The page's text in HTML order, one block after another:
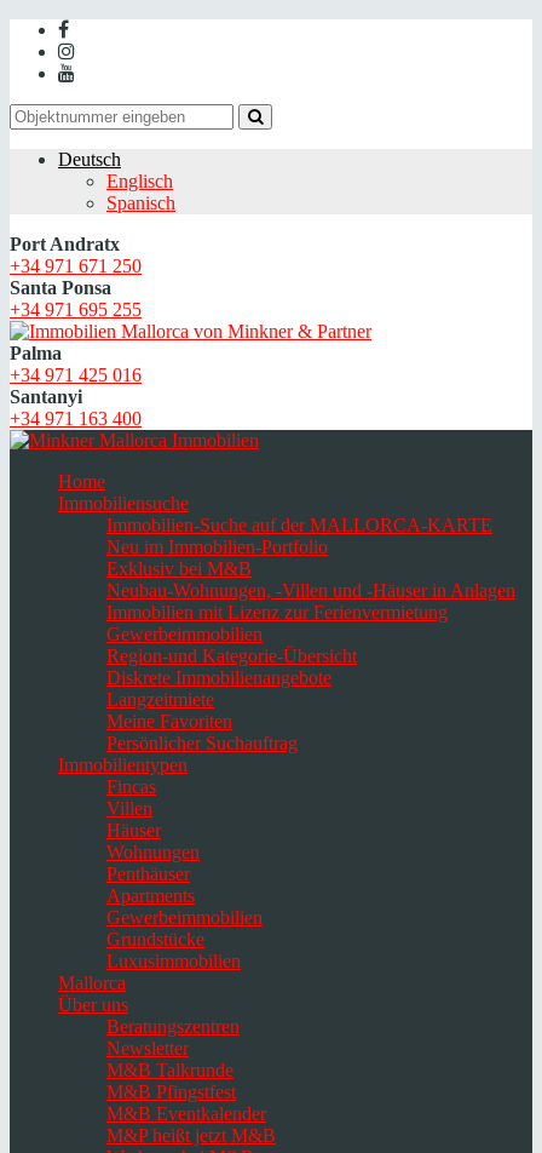
Deutsch
Englisch
Spanisch
Port Andratx
+34 971 671 250
Santa Ponsa
+34 971 695 255
Palma
+34 971 425 016
Santanyi
+34 971 163 400
Home
Immobiliensuche
Immobilien-Suche auf der MALLORCA-KARTE
Neu im Immobilien-Portfolio
Exklusiv bei M&B
Neubau-Wohnungen, -Villen und -Häuser in Anlagen
Immobilien mit Lizenz zur Ferienvermietung
Gewerbeimmobilien
Region-und Kategorie-Übersicht
Diskrete Immobilienangebote
Langzeitmiete
Meine Favoriten
Persönlicher Suchauftrag
Immobilientypen
Fincas
Villen
Häuser
Wohnungen
Penthäuser
Apartments
Gewerbeimmobilien
Grundstücke
Luxusimmobilien
Mallorca
Über uns
Beratungszentren
Newsletter
M&B Talkrunde
M&B Pfingstfest
M&B Eventkalender
M&P heißt jetzt M&B